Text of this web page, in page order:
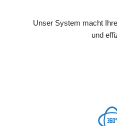
Unser System macht
und